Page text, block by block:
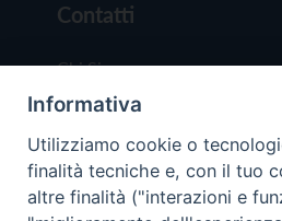
Contatti
Chi Siamo
Redazione
Scrivici
Informativa
Utilizziamo cookie o
finalità tecniche e, con il tuo
altre finalità ("interazioni e